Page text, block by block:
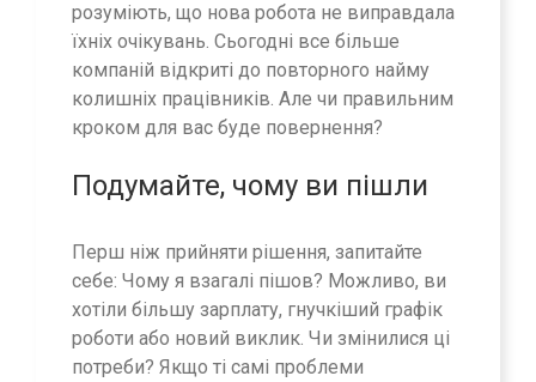
розуміють, що нова робота не виправдала
їхніх очікувань. Сьогодні все більше
компаній відкриті до повторного найму
колишніх працівників. Але чи правильним
кроком для вас буде повернення?
Подумайте, чому ви пішли
Перш ніж прийняти рішення, запитайте
себе: Чому я взагалі пішов? Можливо, ви
хотіли більшу зарплату, гнучкіший графік
роботи або новий виклик. Чи змінилися ці
потреби? Якщо ті самі проблеми